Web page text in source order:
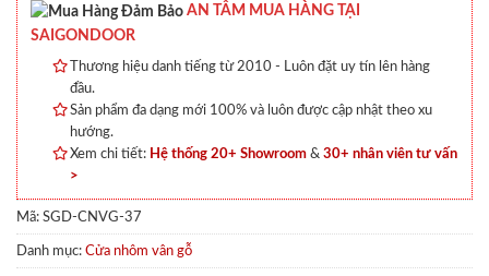
AN TÂM MUA HÀNG TẠI
SAIGONDOOR
Thương hiệu danh tiếng từ 2010 - Luôn đặt uy tín lên hàng
đầu.
Sản phẩm đa dạng mới 100% và luôn được cập nhật theo xu
hướng.
Xem chi tiết: Hệ thống 20+ Showroom & 30+ nhân viên tư vấn
>
Mã: SGD-CNVG-37
Danh mục: Cửa nhôm vân gỗ